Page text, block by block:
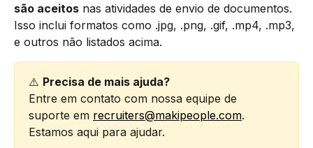
são aceitos nas atividades de envio de documentos.
Isso inclui formatos como .jpg, .png, .gif, .mp4, .mp3,
e outros não listados acima.
⚠️ Precisa de mais ajuda?
Entre em contato com nossa equipe de
suporte em recruiters@makipeople.com.
Estamos aqui para ajudar.